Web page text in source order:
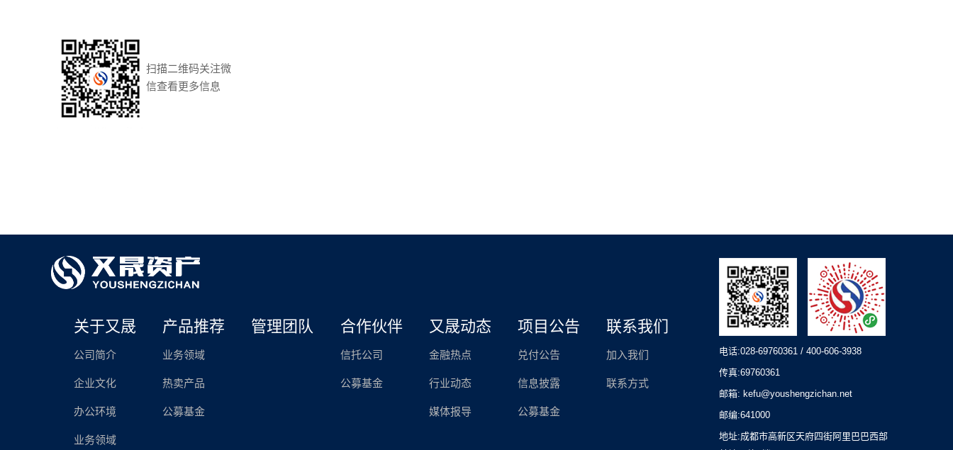
扫描二维码关注微
信查看更多信息
关于又晟
公司简介
企业文化
办公环境
业务领域
产品推荐
业务领域
热卖产品
公募基金
管理团队 合作伙伴
信托公司
公募基金
又晟动态
金融热点
行业动态
媒体报导
项目公告
兑付公告
信息披露
公募基金
联系我们
加入我们
联系方式
电话:028-69760361 / 400-606-3938
传真:69760361
邮箱: kefu@youshengzichan.net
邮编:641000
地址:成都市高新区天府四街阿里巴巴西部